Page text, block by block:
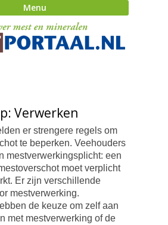
Menu
Verwerken
er strengere regels om
te beperken. Veehouders
mestverwerkingsplicht: een
moet verplicht
Er zijn verschillende
mestverwerking.
de keuze om zelf aan
met mestverwerking of de